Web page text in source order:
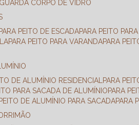
GUARDA CORPO DE VIDRO
PARA PEITO DE ESCADA PARA PEITO
PARA PEITO PARA VARANDA PARA
DE ALUMÍNIO RESIDENCIAL
PARA
PARA SACADA DE ALUMÍNIO PARA
PEITO DE ALUMÍNIO PARA SACADA PARA